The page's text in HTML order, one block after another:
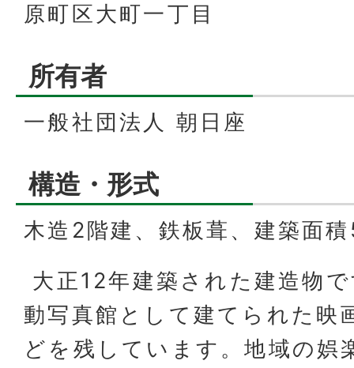
原町区大町一丁目
所有者
一般社団法人 朝日座
構造・形式
木造2階建、鉄板葺、建築面
大正12年建築された建造物
動写真館として建てられた映
どを残しています。地域の娯